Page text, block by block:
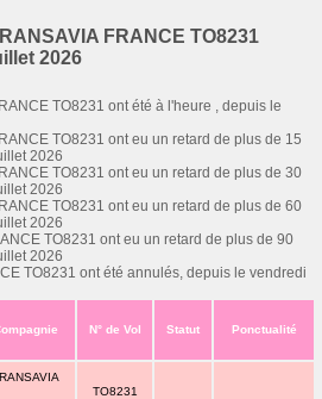
FRANCE TO8231
2026
TO8231 ont été à l'heure , depuis le
TO8231 ont eu un retard de plus de 15
2026
TO8231 ont eu un retard de plus de 30
2026
TO8231 ont eu un retard de plus de 60
2026
TO8231 ont eu un retard de plus de 90
2026
TO8231 ont été annulés, depuis le vendredi
N° de Vol Statut Ponctualité
TO8231